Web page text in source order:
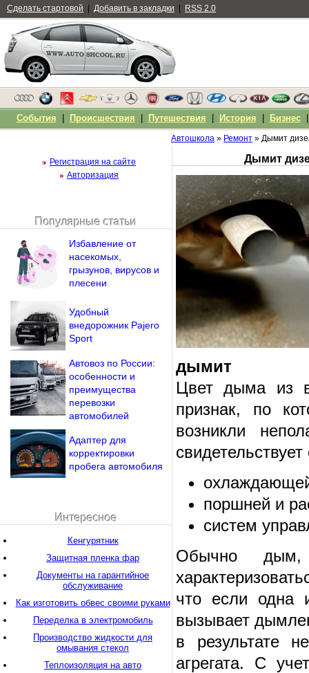
Автошкола » Ремонт » Дымит
Дымит
дымит
Цвет дыма из
признак, по
возникли
поршней и
систем
Обычно дым,
что если одна
вызывает
в результате
агрегата. С
Регистрация на сайте
Авторизация
Напомнить пароль?
Популярные статьи
Избавление от
насекомых,
грызунов, вирусов и
плесени
Удобный
внедорожник Pajero
Sport
Автовоз по России:
особенности и
преимущества
перевозки
автомобилей
Адаптер для
корректировки
пробега автомобиля
Интересное
Кенгурятник
Защитная пленка фар
Документы на гарантийное
обслуживание
Как изготовить обвес своими руками
Переделка в электромобиль
Производство жидкости для
омывания стекол
Теплоизоляция на авто
Сделать стартовой Добавить в закладки RSS 2.0
События Происшествия Путешествия История Бизнес